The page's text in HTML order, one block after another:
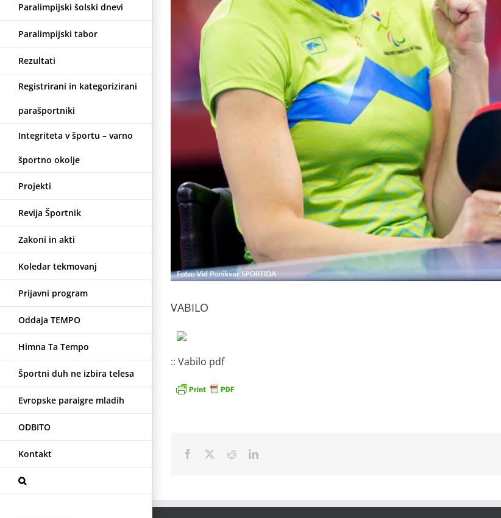
Paralimpijski šolski dnevi
Paralimpijski tabor
Rezultati
Registrirani in kategorizirani
parašportniki
Integriteta v športu – varno
športno okolje
Projekti
Revija Športnik
Zakoni in akti
Koledar tekmovanj
Prijavni program
Oddaja TEMPO
Himna Ta Tempo
Športni duh ne izbira telesa
Evropske paraigre mladih
ODBITO
Kontakt
VABILO
:: Vabilo pdf
Facebook RedditLinkedIn